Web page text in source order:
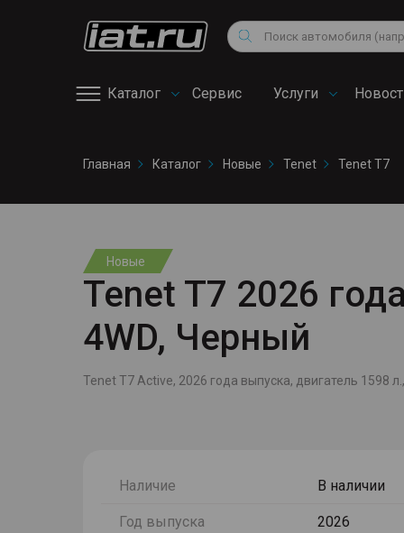
Поиск
Каталог Сервис
сервис
Услуги
Снегоходы
Квадроциклы
Главная Каталог Новые Tenet Tenet T7
Новые
Tenet T7 2026
4WD, Черный
Tenet T7 Active, 2026 года выпуска, двигатель 1598
Наличие В наличии
Год выпуска 2026